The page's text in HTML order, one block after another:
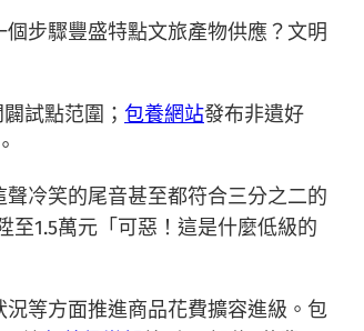
步驟豐盛特點文旅產物供應？文明
試點范圍； 包養網站發布非遺好
聲冷笑的尾音甚至都符合三分之二的
至1.5萬元「可惡！這是什麼低級的
等方面推進商品花費擴容進級。包